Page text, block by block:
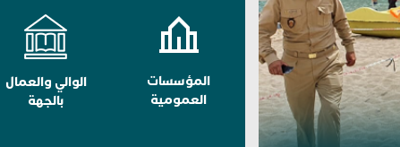
المؤسسات
العمومية
الوالي والعمال
بالجهة